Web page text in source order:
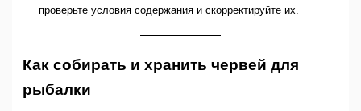
проверьте условия содержания и скорректируйте их.
Как собирать и хранить червей для
рыбалки